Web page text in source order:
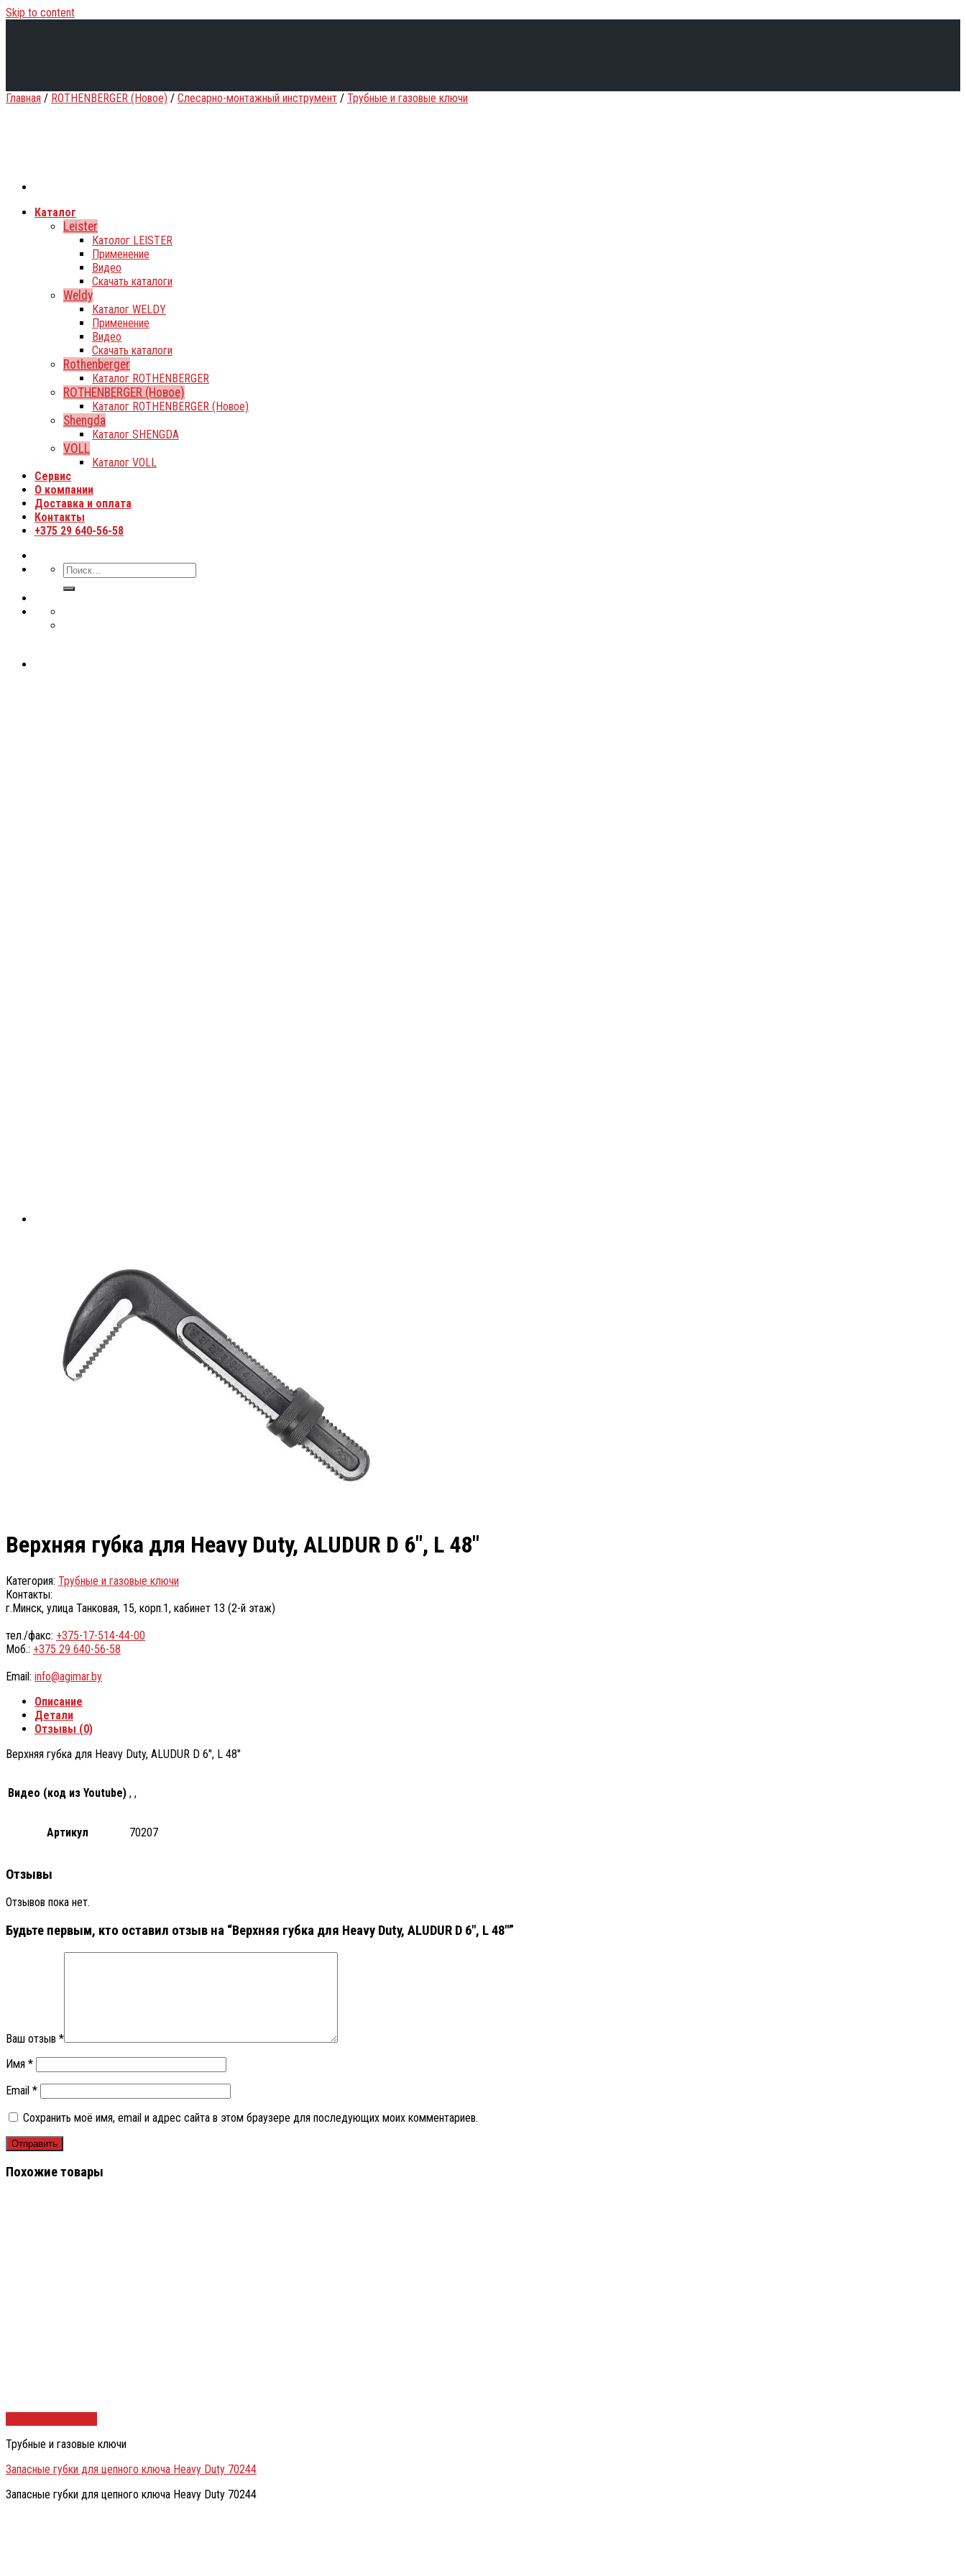
Skip to content
Каталог
Leister
Католог LEISTER
Применение
Видео
Скачать каталоги
Weldy
Каталог WELDY
Применение
Видео
Скачать каталоги
Rothenberger
Каталог ROTHENBERGER
ROTHENBERGER (Новое)
Каталог ROTHENBERGER (Новое)
Shengda
Каталог SHENGDA
VOLL
Каталог VOLL
Сервис
О компании
Доставка и оплата
Контакты
+375 29 640-56-58
Главная / ROTHENBERGER (Новое) / Слесарно-монтажный инструмент / Трубные и газовые ключи
Верхняя губка для Heavy Duty, ALUDUR D 6″, L 48″
Категория: Трубные и газовые ключи
Контакты:
г.Минск, улица Танковая, 15, корп.1, кабинет 13 (2-й этаж)
тел./факс: +375-17-514-44-00
Моб.: +375 29 640-56-58
Email: info@agimar.by
Описание
Детали
Отзывы (0)
Верхняя губка для Heavy Duty, ALUDUR D 6″, L 48″
Видео (код из Youtube) , ,
Артикул 70207
Отзывы
Отзывов пока нет.
Будьте первым, кто оставил отзыв на “Верхняя губка для Heavy Duty, ALUDUR D 6″, L 48″”
Ваш отзыв *
Имя *
Email *
Сохранить моё имя, email и адрес сайта в этом браузере для последующих моих комментариев.
Похожие товары
Трубные и газовые ключи
Запасные губки для цепного ключа Heavy Duty 70244
Запасные губки для цепного ключа Heavy Duty 70244